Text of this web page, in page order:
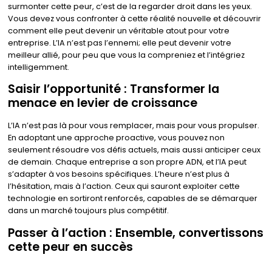
surmonter cette peur, c’est de la regarder droit dans les yeux.
Vous devez vous confronter à cette réalité nouvelle et découvrir
comment elle peut devenir un véritable atout pour votre
entreprise. L’IA n’est pas l’ennemi; elle peut devenir votre
meilleur allié, pour peu que vous la compreniez et l’intégriez
intelligemment.
Saisir l’opportunité : Transformer la
menace en levier de croissance
L’IA n’est pas là pour vous remplacer, mais pour vous propulser.
En adoptant une approche proactive, vous pouvez non
seulement résoudre vos défis actuels, mais aussi anticiper ceux
de demain. Chaque entreprise a son propre ADN, et l’IA peut
s’adapter à vos besoins spécifiques. L’heure n’est plus à
l’hésitation, mais à l’action. Ceux qui sauront exploiter cette
technologie en sortiront renforcés, capables de se démarquer
dans un marché toujours plus compétitif.
Passer à l’action : Ensemble, convertissons
cette peur en succès